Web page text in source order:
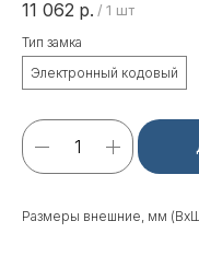
11 062 р. / 1 шт
Тип замка
Электронный кодовый
Размеры внешние, мм